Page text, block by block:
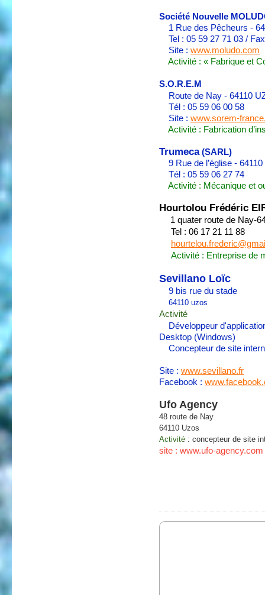
Société Nouvelle
1 Rue des Pêcheurs -
Tel : 05 59 27 71 03 /
Site : www.moludo.com
Activité : « Fabrique et
S.O.R.E.M
Route de Nay - 64110
Tél : 05 59 06 00 58
Site : www.sorem-
Activité : Fabrication
Trumeca(SARL)
9 Rue de l’église -
Tél : 05 59 06 27 74
Activité : Mécanique et
Hourtolou Frédéric
1 quater route de Nay-
Tel : 06 17 21 11 88
Activité : Entreprise de
Sevillano Loïc
9 bis rue du stade
64110 uzos
Activité
Développeur
Desktop (Windows)
Concepteur de site
Site : www.sevillano.fr
Facebook :
Ufo Agency
48 route de Nay
64110 Uzos
Activité : concepteur de site
site : www.ufo-agency.com